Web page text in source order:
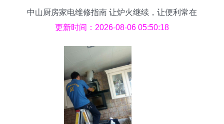
中山厨房家电维修指南 让炉火继续，让便利常在
更新时间：2026-08-06 05:50:18